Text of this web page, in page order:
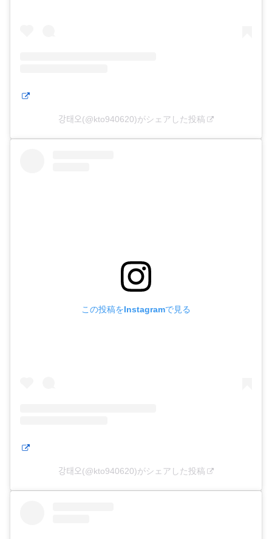
강태오(@kto940620)がシェアした投稿
この投稿をInstagramで見る
강태오(@kto940620)がシェアした投稿